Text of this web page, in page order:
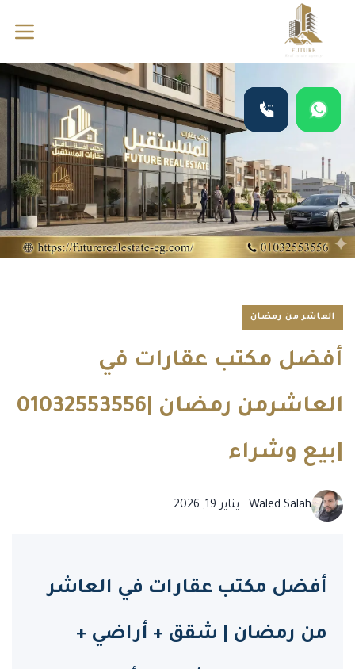
العاشر من رمضان
أفضل مكتب عقارات في
العاشرمن رمضان |01032553556
|بيع وشراء
Waled Salah يناير 19, 2026
أفضل مكتب عقارات في العاشر
من رمضان | شقق + أراضي +